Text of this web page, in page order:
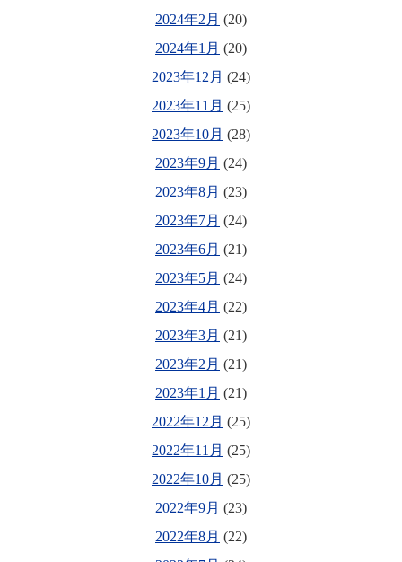
2024年2月 (20)
2024年1月 (20)
2023年12月 (24)
2023年11月 (25)
2023年10月 (28)
2023年9月 (24)
2023年8月 (23)
2023年7月 (24)
2023年6月 (21)
2023年5月 (24)
2023年4月 (22)
2023年3月 (21)
2023年2月 (21)
2023年1月 (21)
2022年12月 (25)
2022年11月 (25)
2022年10月 (25)
2022年9月 (23)
2022年8月 (22)